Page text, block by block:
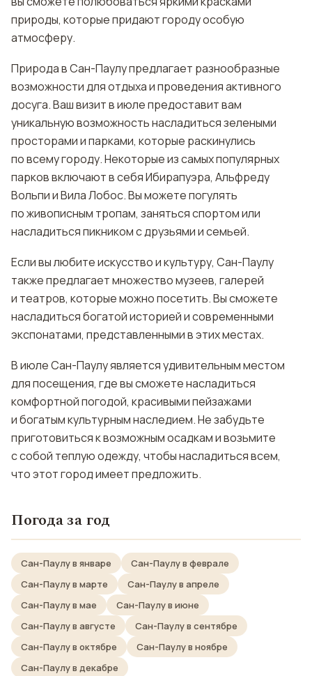
природы, которые придают городу особую
атмосферу.
Природа в Сан-Паулу предлагает разнообразные
возможности для отдыха и проведения активного
досуга. Ваш визит в июле предоставит вам
уникальную возможность насладиться зелеными
просторами и парками, которые раскинулись
по всему городу. Некоторые из самых популярных
парков включают в себя Ибирапуэра, Альфреду
Вольпи и Вила Лобос. Вы можете погулять
по живописным тропам, заняться спортом или
насладиться пикником с друзьями и семьей.
Если вы любите искусство и культуру, Сан-Паулу
также предлагает множество музеев, галерей
и театров, которые можно посетить. Вы сможете
насладиться богатой историей и современными
экспонатами, представленными в этих местах.
В июле Сан-Паулу является удивительным местом
для посещения, где вы сможете насладиться
комфортной погодой, красивыми пейзажами
и богатым культурным наследием. Не забудьте
приготовиться к возможным осадкам и возьмите
с собой теплую одежду, чтобы насладиться всем,
что этот город имеет предложить.
Погода за год
Сан-Паулу в январе
Сан-Паулу в феврале
Сан-Паулу в марте
Сан-Паулу в апреле
Сан-Паулу в мае
Сан-Паулу в июне
Сан-Паулу в августе
Сан-Паулу в сентябре
Сан-Паулу в октябре
Сан-Паулу в ноябре
Сан-Паулу в декабре